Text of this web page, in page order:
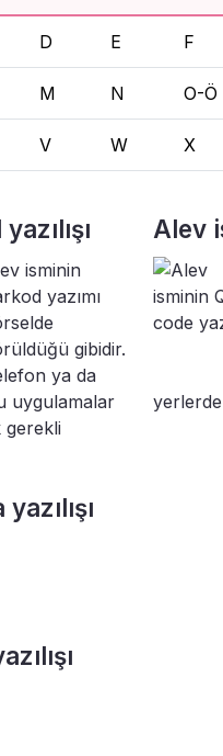
D E F
M N O-Ö
V W X
isminin
yazımı
gibidir.
ya da
uygulamalar
Alev